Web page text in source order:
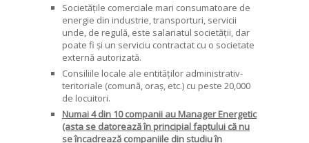
Societățile comerciale mari consumatoare de
energie din industrie, transporturi, servicii
unde, de regulă, este salariatul societății, dar
poate fi și un serviciu contractat cu o societate
externă autorizată.
Consiliile locale ale entităților administrativ-
teritoriale (comună, oraș, etc.) cu peste 20,000
de locuitori.
Numai 4 din 10 companii au Manager Energetic
(asta se datorează în principial faptului că nu
se încadrează companiile din studiu în